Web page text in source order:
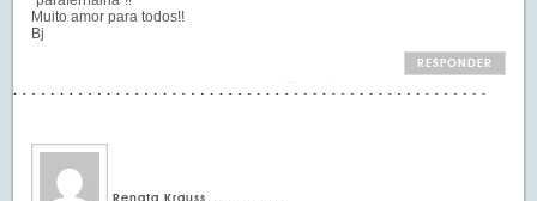
Muito amor para todos!!
Bj
RESPONDER
Renata Krauss